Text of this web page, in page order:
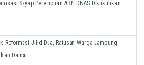
Sayap Perempuan ABPEDNAS Dikukuhkan
Reformasi Jilid Dua, Ratusan Warga Lampung
Damai